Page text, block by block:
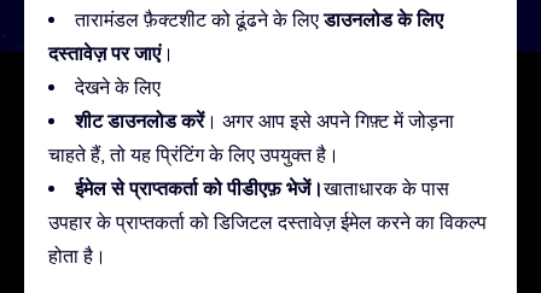
तारामंडल फ़ैक्टशीट को ढूंढने के लिएडाउनलोड के लिए
दस्तावेज़ पर जाएं।
देखने के लिए
शीट डाउनलोड करें। अगर आप इसे अपने गिफ़्ट में जोड़ना
चाहते हैं, तो यह प्रिंटिंग के लिए उपयुक्त है।
ईमेल से प्राप्तकर्ता को पीडीएफ़ भेजें।खाताधारक के पास
उपहार के प्राप्तकर्ता को डिजिटल दस्तावेज़ ईमेल करने का विकल्प
होता है।